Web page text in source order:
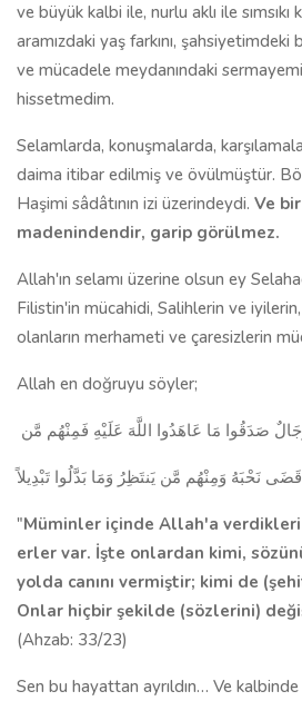
ve büyük kalbi ile, nurlu aklı ile sımsıkı
aramızdaki yaş farkını,
ve mücadele meydanındaki
hissetmedim.
Selamlarda, konuşmalarda,
daima itibar edilmiş ve övülmüştür.
Haşimi sâdâtının izi üzerindeydi. Ve
madenindendir, garip görülmez.
Allah'ın selamı üzerine olsun ey
Filistin'in mücahidi, Salihlerin ve
olanların merhameti ve çaresizlerin
Allah en doğruyu söyler;
صَدَقُوا مَا عَاهَدُوا اللَّهَ عَلَيْهِ فَمِنْهُم مَّن
قَضَى نَحْبَهُ وَمِنْهُم مَّن يَنتَظِرُ وَمَا بَدَّلُوا تَبْدِيلاً
"Müminler içinde Allah'a verdikleri
erler var. İşte onlardan kimi,
yolda canını vermiştir; kimi de
Onlar hiçbir şekilde (sözlerini)
(Ahzab: 33/23)
Sen bu hayattan ayrıldın… Ve kalbinde